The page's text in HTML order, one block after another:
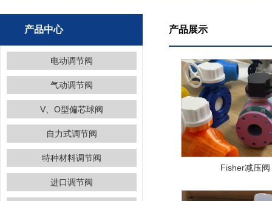
产品中心
电动调节阀
气动调节阀
V、O型偏芯球阀
自力式调节阀
特种材料调节阀
进口调节阀
产品展示
Fisher减压阀